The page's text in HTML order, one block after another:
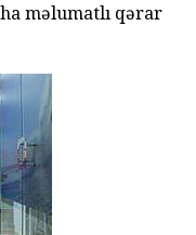
məlumatlı qərar